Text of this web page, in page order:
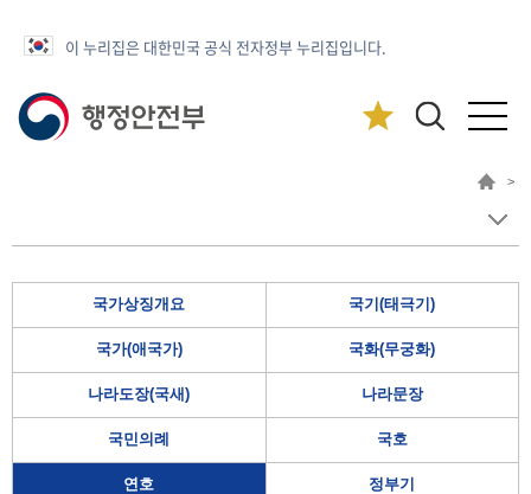
이 누리집은 대한민국 공식 전자정부 누리집입니다.
>
국가상징개요 국기(태극기)
국가(애국가) 국화(무궁화)
나라도장(국새) 나라문장
국민의례 국호
연호 정부기